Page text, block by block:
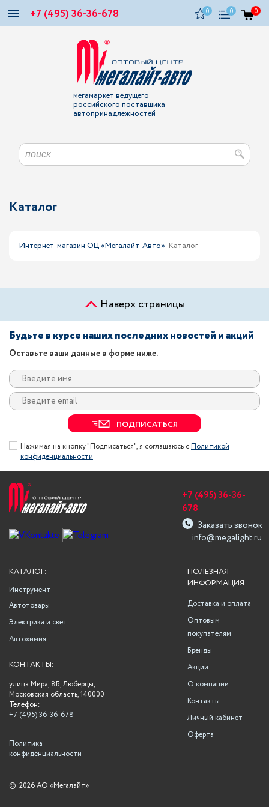
+7 (495) 36-36-678 0 0 0
мегамаркет ведущего
российского поставщика
автопринадлежностей
Каталог
Интернет-магазин ОЦ «Мегалайт-Авто» Каталог
Наверх страницы
Будьте в курсе наших последних новостей и акций
Оставьте ваши данные в форме ниже.
ПОДПИСАТЬСЯ
Нажимая на кнопку "Подписаться", я соглашаюсь сПолитикой
конфиденциальности
info@megalight.ru
+7 (495) 36-36-
678
Заказать звонок
ПОЛЕЗНАЯ
ИНФОРМАЦИЯ:
Доставка и оплата
Оптовым
покупателям
Бренды
Акции
О компании
Контакты
Личный кабинет
Оферта
КАТАЛОГ:
Инструмент
Автотовары
Электрика и свет
Автохимия
КОНТАКТЫ:
улица Мира, 8Б, Люберцы,
Московская область, 140000
Телефон:
+7 (495) 36-36-678
Политика
конфиденциальности
© 2026 АО «Мегалайт»